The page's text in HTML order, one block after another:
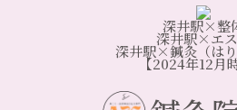
深井駅×整
深井駅×エ
深井駅×鍼灸（はり
【2024年12月